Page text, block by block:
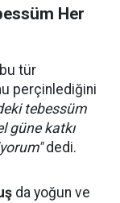
Her
tür
perçinlediğini
tebessüm
güne katkı
dedi.
da yoğun ve